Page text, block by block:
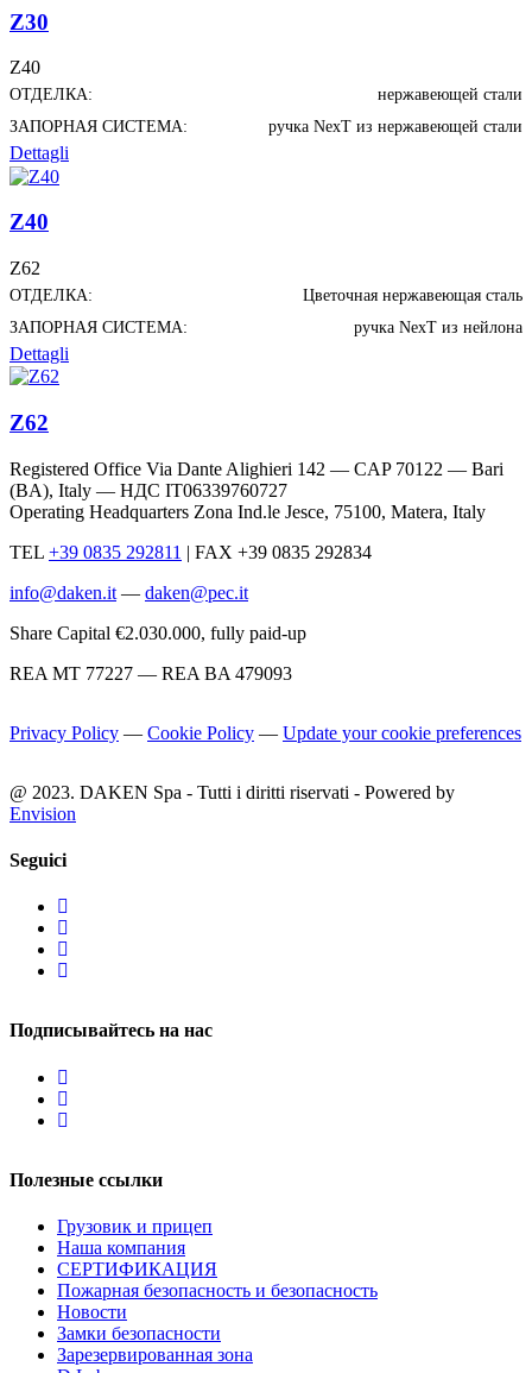
Z30
Z40
ОТДЕЛКА:
нержавеющей стали
ЗАПОРНАЯ СИСТЕМА:
ручка NexT из нержавеющей стали
Dettagli
Z40
Z62
ОТДЕЛКА:
Цветочная нержавеющая сталь
ЗАПОРНАЯ СИСТЕМА:
ручка NexT из нейлона
Dettagli
Z62
Registered Office Via Dante Alighieri 142 — CAP 70122 — Bari
(BA), Italy — НДС IT06339760727
Operating Headquarters Zona Ind.le Jesce, 75100, Matera, Italy
TEL +39 0835 292811 | FAX +39 0835 292834
info@daken.it — daken@pec.it
Share Capital €2.030.000, fully paid-up
REA MT 77227 — REA BA 479093
Privacy Policy — Cookie Policy — Update your cookie preferences
@ 2023. DAKEN Spa - Tutti i diritti riservati - Powered by
Envision
Seguici
Подписывайтесь на нас
Полезные ссылки
Грузовик и прицеп
Наша компания
СЕРТИФИКАЦИЯ
Пожарная безопасность и безопасность
Новости
Замки безопасности
Зарезервированная зона